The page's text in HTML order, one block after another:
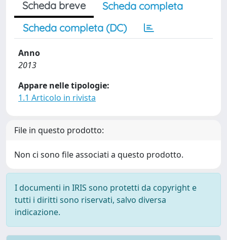
Scheda breve
Scheda completa
Scheda completa (DC)
Anno
2013
Appare nelle tipologie:
1.1 Articolo in rivista
File in questo prodotto:
Non ci sono file associati a questo prodotto.
I documenti in IRIS sono protetti da copyright e
tutti i diritti sono riservati, salvo diversa
indicazione.